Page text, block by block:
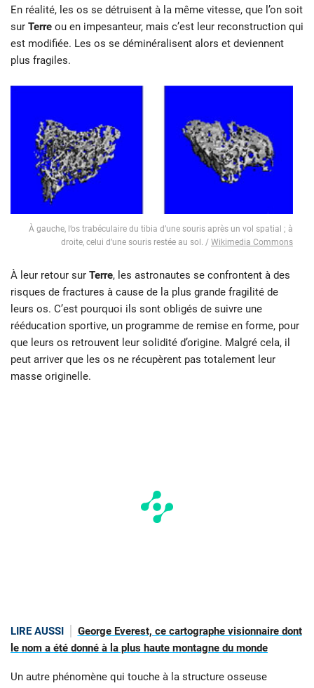
En réalité, les os se détruisent à la même vitesse, que l’on soit
sur Terre ou en impesanteur, mais c’est leur reconstruction qui
est modifiée. Les os se déminéralisent alors et deviennent
plus fragiles.
À gauche, l’os trabéculaire du tibia d’une souris après un vol spatial ; à
droite, celui d’une souris restée au sol. / Wikimedia Commons
À leur retour sur Terre, les astronautes se confrontent à des
risques de fractures à cause de la plus grande fragilité de
leurs os. C’est pourquoi ils sont obligés de suivre une
rééducation sportive, un programme de remise en forme, pour
que leurs os retrouvent leur solidité d’origine. Malgré cela, il
peut arriver que les os ne récupèrent pas totalement leur
masse originelle.
LIRE AUSSI
George Everest, ce cartographe visionnaire dont
le nom a été donné à la plus haute montagne du monde
Un autre phénomène qui touche à la structure osseuse